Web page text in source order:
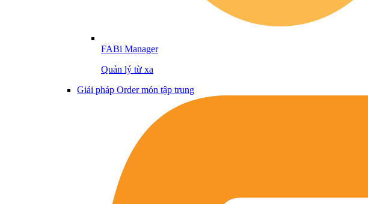
FABi Manager
Quản lý từ xa
Giải pháp Order món tập trung